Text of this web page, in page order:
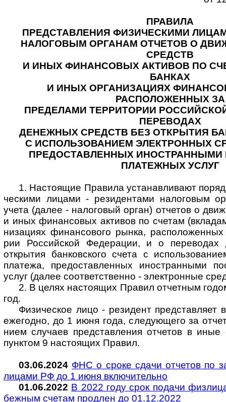
ПРАВИЛА
ПРЕДСТАВЛЕНИЯ ФИЗИЧЕСКИМИ
НАЛОГОВЫМ ОРГАНАМ ОТЧЕТОВ О
СРЕДСТВ
И ИНЫХ ФИНАНСОВЫХ АКТИВОВ ПО
БАНКАХ
И ИНЫХ ОРГАНИЗАЦИЯХ
РАСПОЛОЖЕННЫХ ЗА
ПРЕДЕЛАМИ ТЕРРИТОРИИ
ПЕРЕВОДАХ
ДЕНЕЖНЫХ СРЕДСТВ БЕЗ ОТКРЫТИЯ
С ИСПОЛЬЗОВАНИЕМ ЭЛЕКТРОННЫХ
ПРЕДОСТАВЛЕННЫХ
ПЛАТЕЖНЫХ УСЛУГ
1. Настоящие Правила устанавливают
чес­кими лицами - рези­ден­тами нало­говым
учета (далее - нало­го­вый орган) отче­тов о
и иных финан­совых акти­вов по сче­там
низа­циях финан­со­вого рынка,
рии Рос­сий­ской Феде­рации, и о пере­водах
откры­тия бан­ков­ского счета с
пла­тежа, предо­став­лен­ных ино­ст­ран­ными
услуг (далее соот­вет­ст­венно - эле­кт­рон­ные
2. В целях настоящих Правил отчетным
год.
Физическое лицо - резидент представляет
еже­годно, до 1 июня года, следу­ю­щего за
нием слу­чаев пред­став­ления отче­тов в иные
пун­к­том 9 насто­ящих Правил.
03.06.2024 ФНС о сроке сдачи отчетов по
ли­цами РФ до 1 июня вклю­чи­тельно
01.06.2022 В 2022 году срок подачи
беж­ным сче­там про­длен до 01.12.2022